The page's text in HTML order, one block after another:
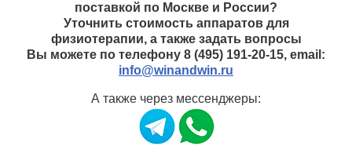
поставкой по Москве и России?
Уточнить стоимость аппаратов для
физиотерапии, а также задать вопросы
Вы можете по телефону 8 (495) 191-20-15, email:
info@winandwin.ru
А также через мессенджеры: